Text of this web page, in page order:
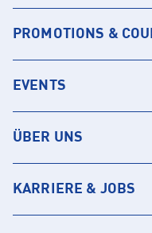
PROMOTIONS &
EVENTS
ÜBER UNS
KARRIERE & JOBS